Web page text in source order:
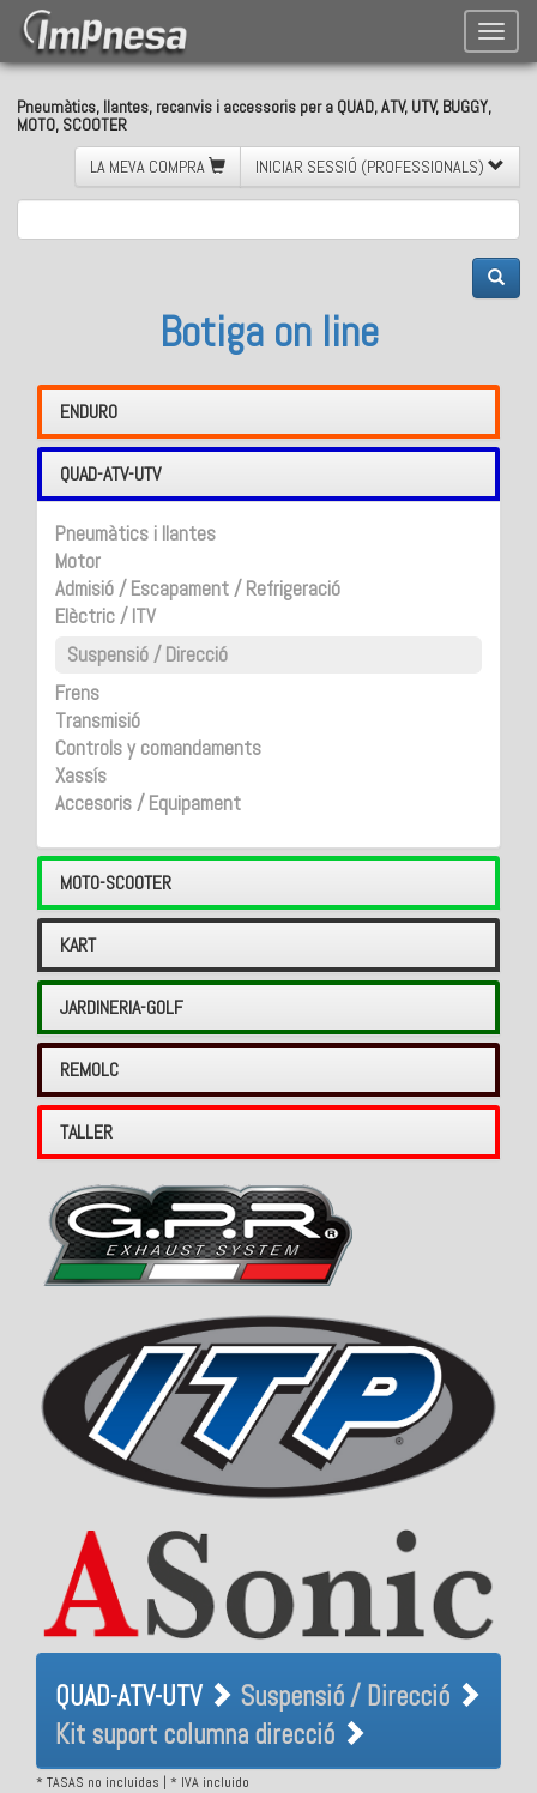
Toggle
Pneumàtics, llantes, recanvis i accessoris per a QUAD, ATV, UTV, BUGGY,
MOTO, SCOOTER
LA MEVA COMPRA
INICIAR SESSIÓ (PROFESSIONALS)
Botiga on line
ENDURO
QUAD-ATV-UTV
Pneumàtics i llantes
Motor
Admisió / Escapament / Refrigeració
Elèctric / ITV
Suspensió / Direcció
Frens
Transmisió
Controls y comandaments
Xassís
Accesoris / Equipament
MOTO-SCOOTER
KART
JARDINERIA-GOLF
REMOLC
TALLER
QUAD-ATV-UTV Suspensió /
Direcció Kit suport columna
direcció
QUAD-ATV-UTV
Suspensió / Direcció
Kit suport columna direcció
* TASAS no incluidas | * IVA incluido